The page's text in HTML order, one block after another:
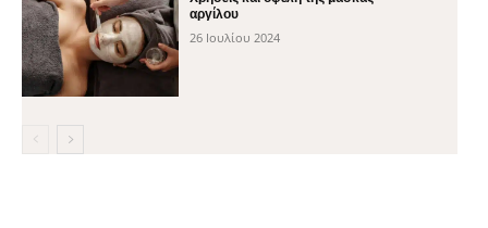
αργίλου
26 Ιουλίου 2024